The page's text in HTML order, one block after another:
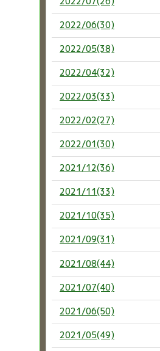
2022/06(30)
2022/05(38)
2022/04(32)
2022/03(33)
2022/02(27)
2022/01(30)
2021/12(36)
2021/11(33)
2021/10(35)
2021/09(31)
2021/08(44)
2021/07(40)
2021/06(50)
2021/05(49)